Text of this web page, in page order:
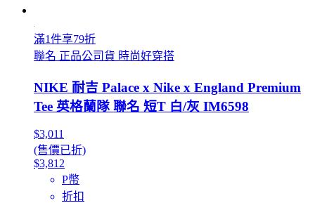
滿1件享79折
聯名 正品公司貨 時尚好穿搭
NIKE 耐吉 Palace x Nike x England Premium
Tee 英格蘭隊 聯名 短T 白/灰 IM6598
$3,011
(售價已折)
$3,812
P幣
折扣